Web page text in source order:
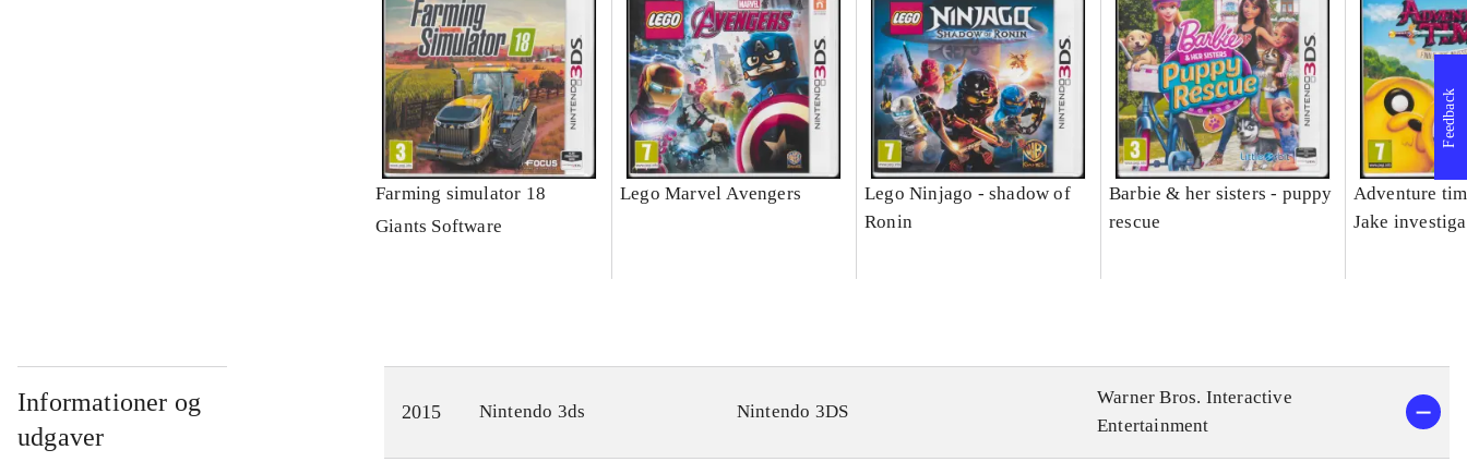
Farming simulator 18
Giants Software
Lego Marvel Avengers
Lego Ninjago - shadow of
Ronin
Barbie & her sisters - puppy
rescue
Adventure
Jake
Informationer og
udgaver
2015 Nintendo 3ds Nintendo 3DS
Warner Bros. Interactive
Entertainment
Feedback